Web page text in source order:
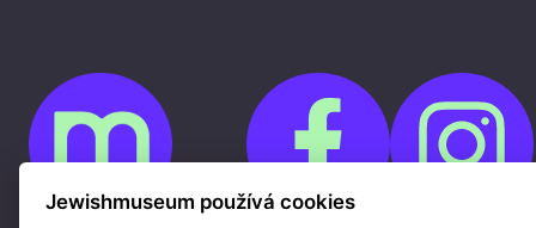
Jewishmuseum používá cookies